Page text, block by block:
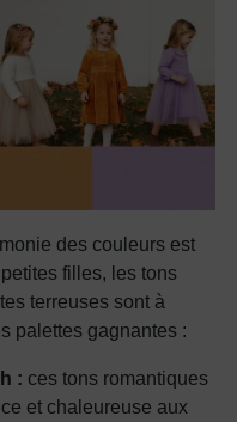
des couleurs est
filles, les tons
terreuses sont à
palettes gagnantes :
: ces tons romantiques
et chaleureuse aux